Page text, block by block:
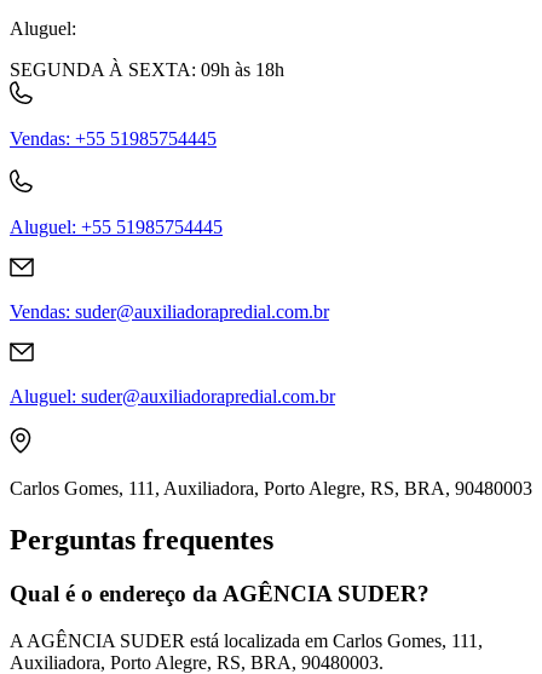
Aluguel:
SEGUNDA À SEXTA: 09h às 18h
Vendas: +55 51985754445
Aluguel: +55 51985754445
Vendas: suder@auxiliadorapredial.com.br
Aluguel: suder@auxiliadorapredial.com.br
Carlos Gomes, 111, Auxiliadora, Porto Alegre, RS, BRA, 90480003
Perguntas frequentes
Qual é o endereço da AGÊNCIA SUDER?
A AGÊNCIA SUDER está localizada em Carlos Gomes, 111,
Auxiliadora, Porto Alegre, RS, BRA, 90480003.